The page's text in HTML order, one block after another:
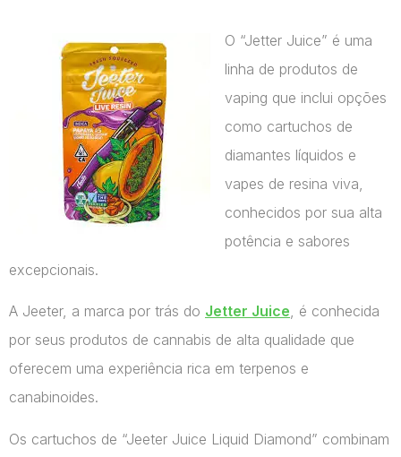
O “Jetter Juice” é uma
linha de produtos de
vaping que inclui opções
como cartuchos de
diamantes líquidos e
vapes de resina viva,
conhecidos por sua alta
potência e sabores
excepcionais.
A Jeeter, a marca por trás do Jetter Juice, é conhecida
por seus produtos de cannabis de alta qualidade que
oferecem uma experiência rica em terpenos e
canabinoides.
Os cartuchos de “Jeeter Juice Liquid Diamond” combinam